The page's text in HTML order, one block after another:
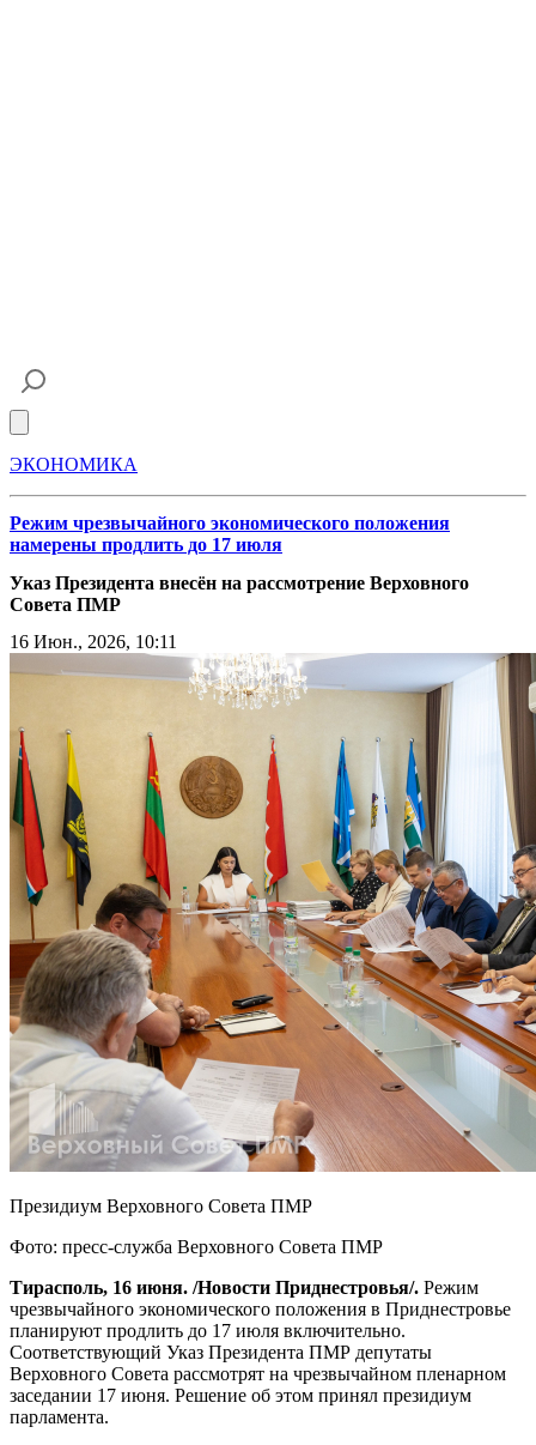
ЭКОНОМИКА
Режим чрезвычайного экономического положения
намерены продлить до 17 июля
Указ Президента внесён на рассмотрение Верховного
Совета ПМР
16 Июн., 2026, 10:11
Президиум Верховного Совета ПМР
Фото: пресс-служба Верховного Совета ПМР
Тирасполь, 16 июня. /Новости Приднестровья/. Режим
чрезвычайного экономического положения в Приднестровье
планируют продлить до 17 июля включительно.
Соответствующий Указ Президента ПМР депутаты
Верховного Совета рассмотрят на чрезвычайном пленарном
заседании 17 июня. Решение об этом принял президиум
парламента.